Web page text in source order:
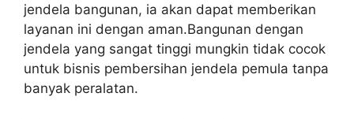
jendela bangunan, ia akan dapat memberikan
layanan ini dengan aman.Bangunan dengan
jendela yang sangat tinggi mungkin tidak cocok
untuk bisnis pembersihan jendela pemula tanpa
banyak peralatan.